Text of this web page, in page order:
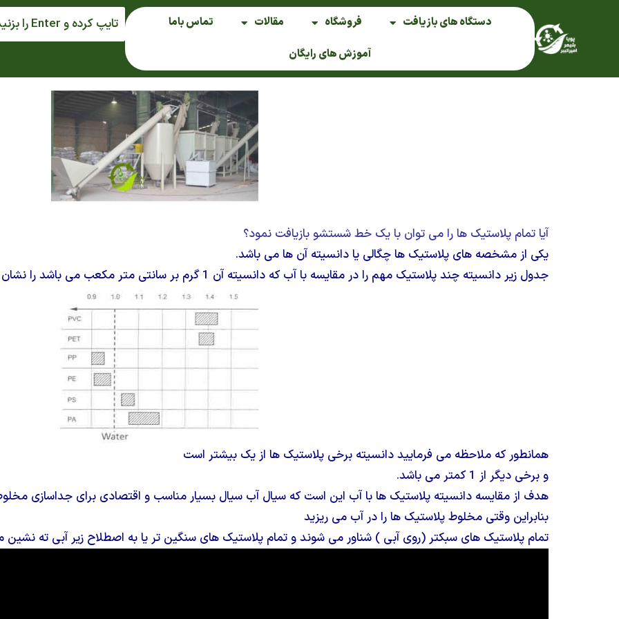
دستگاه های بازیافت فروشگاه مقالات
تماس باما
آموزش های رایگان
آیا تمام پلاستیک ها را می توان با یک خط شستشو بازیافت نمود؟
یکی از مشخصه های پلاستیک ها چگالی یا دانسیته آن ها می باشد.
جدول زیر دانسیته چند پلاستیک مهم را در مقایسه با آب که دانسیته آن 1 گرم بر سانتی متر مکعب می باشد را نشان می دهد.
همانطور که ملاحظه می فرمایید دانسیته برخی پلاستیک ها از یک بیشتر است
و برخی دیگر از 1 کمتر می باشد.
هدف از مقایسه دانسیته پلاستیک ها با آب این است که سیال آب سیال بسیار مناسب و اقتصادی برای جداسازی
بنابراین وقتی مخلوط پلاستیک ها را در آب می ریزید
تمام پلاستیک های سبکتر (روی آبی ) شناور می شوند و تمام پلاستیک های سنگین تر یا به اصطلاح زیر آبی ته نشین